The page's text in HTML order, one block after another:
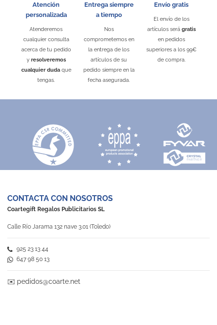
Puedes encontrarlo en:
Toallas Deportivas
Atención
personalizada
Atenderemos
cualquier consulta
acerca de tu pedido
y resolveremos
cualquier dudaque
tengas.
Entrega siempre
a tiempo
Nos
comprometemos en
la entrega de los
artículos de su
pedido siempre en la
fecha asegurada.
Envío gratis
El envío de los
artículos será gratis
en pedidos
superiores a los 99€
de compra.
CONTACTA CON NOSOTROS
Coartegift Regalos Publicitarios SL
Calle Río Jarama 132 nave 3.01 (Toledo)
925 23 13 44
647 98 50 13
✉️ pedidos@coarte.net